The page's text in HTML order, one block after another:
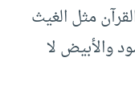
مثل الغيث
والأبيض لا